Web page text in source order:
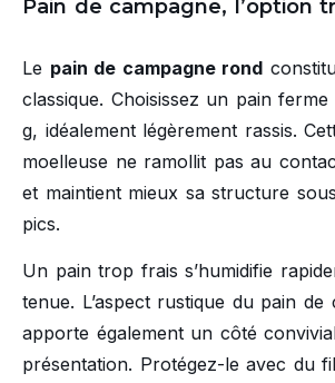
Pain de campagne, l’option
Le pain de campagne rond
classique. Choisissez un pain
g, idéalement légèrement rassis.
moelleuse ne ramollit pas au
et maintient mieux sa structure
pics.
Un pain trop frais s’humidifie
tenue. L’aspect rustique du pain de
apporte également un côté
présentation. Protégez-le avec du